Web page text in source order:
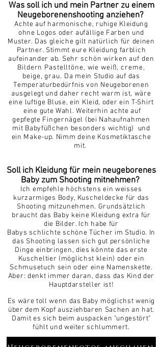
Was soll ich und mein Partner zu einem
Neugeborenenshooting anziehen?
Achte auf harmonische, ruhige Kleidung
ohne Logos oder aufällige Farben und
Muster. Das gleiche gilt natürlich für deinen
Partner. Stimmt eure Kleidung farblich
aufeinander ab. Sehr schön wirken auf den
Bildern Pastelltöne, wie weiß,creme,
beige, grau. Da mein Studio auf das
Temperaturbedürfnis von Neugeborenen
ausgelegt und daher recht warm ist, wäre
eine luftige Bluse, ein Kleid, oder ein T-Shirt
eine gute Wahl. Weiterhin achte auf
gepfegte Fingernägel (bei Nahaufnahmen
mit Babyfüßchen besonders wichtig) und
ein Make-up. Nimm deine Kosmetiktasche
mit.
Soll ich Kleidung für mein neugeborenes
Baby zum Shooting mitnehmen?
Ich empfehle höchstens ein weisses
kurzarmiges Body, Kuscheldecke für das
Shooting mitzunehmen. Grundsätzlich
braucht das Baby keine Kleidung extra für
die Bilder. Ich habe für
Babys schlichte schöne Tücher im Studio. In
das Shooting lassen sich gut persönliche
Dinge einbringen, dies könnte das erste
Kuscheltier (möglichst klein) oder ein
Schmusetuch sein oder eine Namenskette.
Aber: denkt immer daran, dass das Kind der
Hauptdarsteller ist!
Es wäre toll wenn das Baby möglichst wenig
über dem Kopf ausziehbaren Sachen an hat.
Damit es sich beim auspacken "ungestört"
fühlt und weiter schlummert.